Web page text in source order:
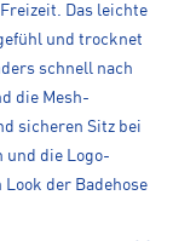
Das leichte
und trocknet
schnell nach
die Mesh-
sicheren Sitz bei
und die Logo-
der Badehose